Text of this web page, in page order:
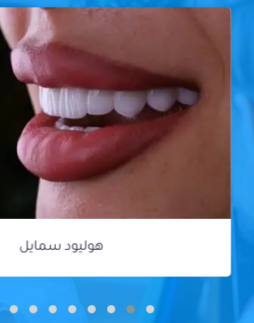
هوليود سمايل